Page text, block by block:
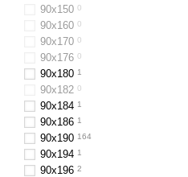
90x150 0
90x160 0
90х170 0
90х176 0
90x180 1
90х182 0
90х184 1
90x186 1
90x190 164
90х194 1
90x196 2